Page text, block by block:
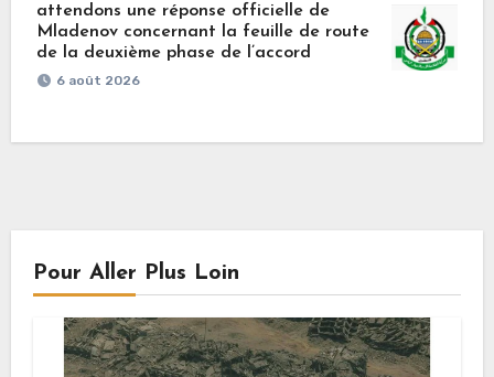
attendons une réponse officielle de
Mladenov concernant la feuille de route
de la deuxième phase de l’accord
6 août 2026
Pour Aller Plus Loin